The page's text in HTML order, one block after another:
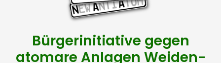
Bürgerinitiative gegen
atomare Anlagen Weiden-